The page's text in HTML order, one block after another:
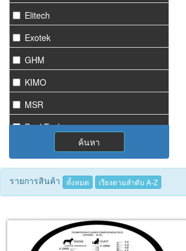
Elitech
Exotek
GHM
KIMO
MSR
PeakTech
Starmeter
Tecnimed
Woods
ค้นหา
รายการสินค้า ทั้งหมด เรียงตามลำดับ A-Z